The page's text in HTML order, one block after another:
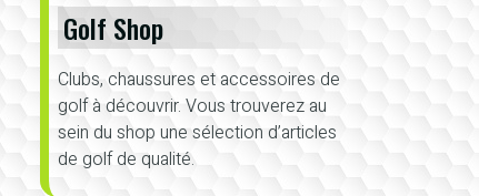
Golf Shop
Clubs, chaussures et accessoires de
golf à découvrir. Vous trouverez au
sein du shop une sélection d’articles
de golf de qualité.